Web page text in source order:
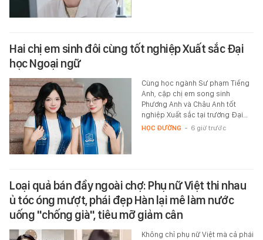
Hai chị em sinh đôi cùng tốt nghiệp Xuất sắc Đại
học Ngoại ngữ
Cùng học ngành Sư phạm Tiếng
Anh, cặp chị em song sinh
Phương Anh và Châu Anh tốt
nghiệp Xuất sắc tại trường Đại…
HỌC ĐƯỜNG - 6 giờ trước
Loại quả bán đầy ngoài chợ: Phụ nữ Việt thi nhau
ủ tóc óng mượt, phái đẹp Hàn lại mê làm nước
uống "chống già", tiêu mỡ giảm cân
Không chỉ phụ nữ Việt mà cả phái